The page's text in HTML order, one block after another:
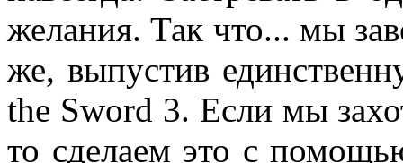
желания. Так что... мы
же, выпустив
the Sword 3. Если мы
то сделаем это с